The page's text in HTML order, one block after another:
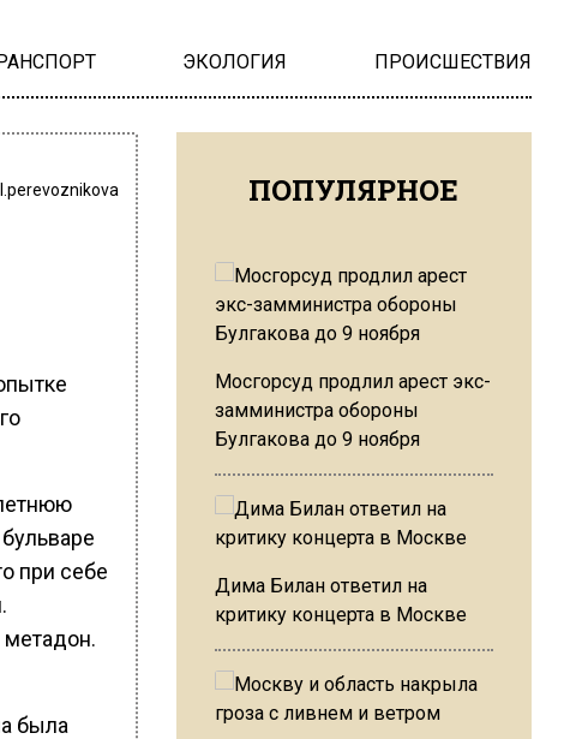
ЭКОЛОГИЯ ПРОИСШЕСТВИЯ
l.perevoznikova
при себе
метадон.
была
ПОПУЛЯРНОЕ
Мосгорсуд продлил арест экс-
замминистра обороны
Булгакова до 9 ноября
Дима Билан ответил на
критику концерта в Москве